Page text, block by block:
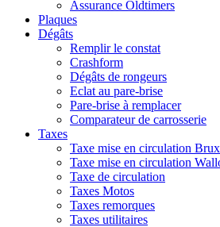
Assurance Oldtimers
Plaques
Dégâts
Remplir le constat
Crashform
Dégâts de rongeurs
Eclat au pare-brise
Pare-brise à remplacer
Comparateur de carrosserie
Taxes
Taxe mise en circulation
Taxe mise en circulation
Taxe de circulation
Taxes Motos
Taxes remorques
Taxes utilitaires